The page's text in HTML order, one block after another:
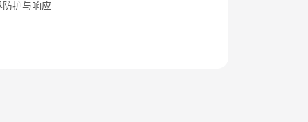
护与响应